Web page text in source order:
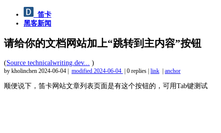
笛卡
黑客新闻
请给你的文档网站加上“跳转到主内容”按钮
(Source technicalwriting.dev... )
by kholinchen 2024-06-04 modified 2024-06-04 0 replies link anchor
顺便说下，笛卡网站文章列表页面是有这个按钮的，可用Tab键测试